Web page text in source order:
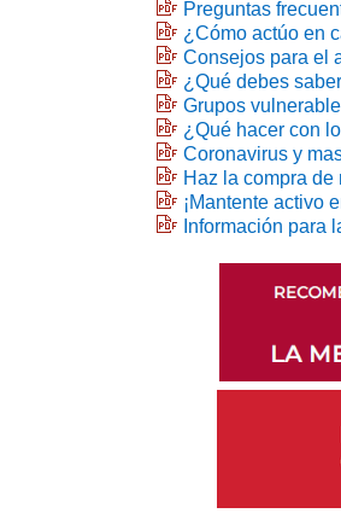
Preguntas
¿Cómo actúo en
Consejos para el
¿Qué debes
Grupos
¿Qué hacer con
Coronavirus y
Haz la compra
¡Mantente activo
Información para